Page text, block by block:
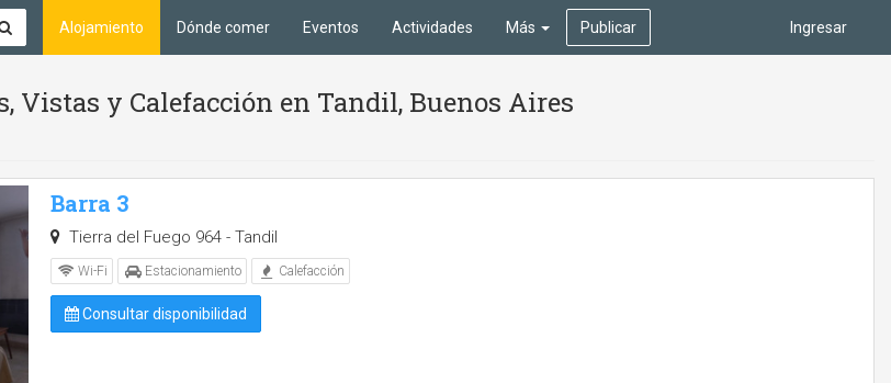
Ingresar
Alojamiento Dónde comer Eventos Actividades Más Publicar
Vistas y Calefacción en Tandil, Buenos Aires
Barra 3
Tierra del Fuego 964 - Tandil
Wi-Fi Estacionamiento Calefacción
Consultar disponibilidad